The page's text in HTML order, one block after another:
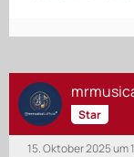
Star
15. Oktober 2025 um